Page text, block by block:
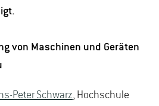
von Maschinen und Geräten
Peter Schwarz, Hochschule